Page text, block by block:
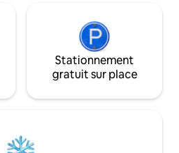
Stationnement
gratuit sur place